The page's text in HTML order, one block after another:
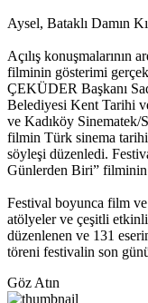
Aysel, Bataklı Damın
Açılış konuşmalarının
filminin gösterimi
ÇEKÜDER Başkanı
Belediyesi Kent Tarihi
ve Kadıköy
filmin Türk sinema
söyleşi düzenledi.
Günlerden Biri”
Festival boyunca film
atölyeler ve çeşitli
düzenlenen ve 131
töreni festivalin son
Göz Atın